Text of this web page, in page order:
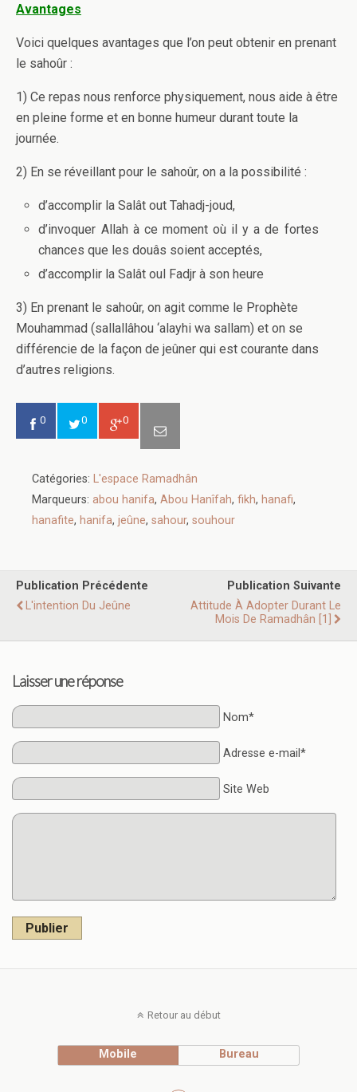
Avantages
Voici quelques avantages que l’on peut obtenir en prenant
le sahoûr :
1) Ce repas nous renforce physiquement, nous aide à être
en pleine forme et en bonne humeur durant toute la
journée.
2) En se réveillant pour le sahoûr, on a la possibilité :
d’accomplir la Salât out Tahadj-joud,
d’invoquer Allah à ce moment où il y a de fortes
chances que les douâs soient acceptés,
d’accomplir la Salât oul Fadjr à son heure
3) En prenant le sahoûr, on agit comme le Prophète
Mouhammad (sallallâhou ‘alayhi wa sallam) et on se
différencie de la façon de jeûner qui est courante dans
d’autres religions.
0 0 0
Catégories: L'espace Ramadhân
Marqueurs: abou hanifa, Abou Hanîfah, fikh, hanafi,
hanafite, hanifa, jeûne, sahour, souhour
Publication Précédente
L'intention Du Jeûne
Publication Suivante
Attitude À Adopter Durant Le
Mois De Ramadhân [1]
Laisser une réponse
Nom*
Adresse e-mail*
Site Web
Publier
Retour au début
Mobile Bureau